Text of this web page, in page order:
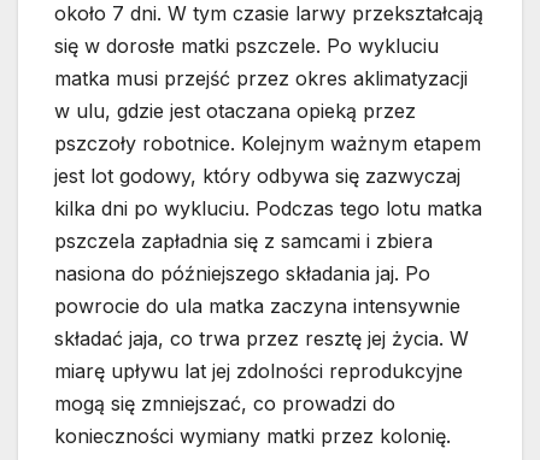
około 7 dni. W tym czasie larwy przekształcają
się w dorosłe matki pszczele. Po wykluciu
matka musi przejść przez okres aklimatyzacji
w ulu, gdzie jest otaczana opieką przez
pszczoły robotnice. Kolejnym ważnym etapem
jest lot godowy, który odbywa się zazwyczaj
kilka dni po wykluciu. Podczas tego lotu matka
pszczela zapładnia się z samcami i zbiera
nasiona do późniejszego składania jaj. Po
powrocie do ula matka zaczyna intensywnie
składać jaja, co trwa przez resztę jej życia. W
miarę upływu lat jej zdolności reprodukcyjne
mogą się zmniejszać, co prowadzi do
konieczności wymiany matki przez kolonię.